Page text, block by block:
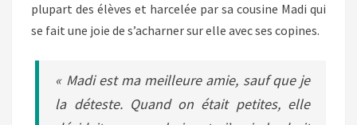
plupart des élèves et harcelée par sa cousine Madi qui
se fait une joie de s’acharner sur elle avec ses copines.
« Madi est ma meilleure amie, sauf que je
la déteste. Quand on était petites, elle